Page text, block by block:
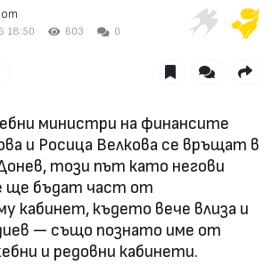
18:50 603 0
министри на финансите
и Росица Велкова се връщат в
този път като негови
ще бъдат част от
кабинет, където вече влиза и
— също познато име от
и редовни кабинети.